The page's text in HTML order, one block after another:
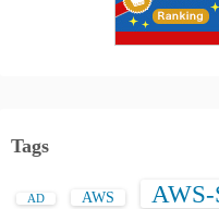
Tags
AD AWS